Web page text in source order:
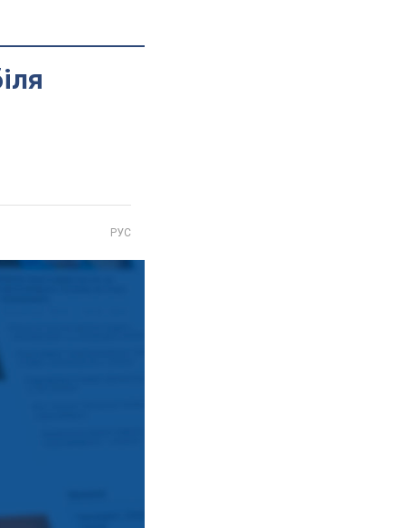
РУС